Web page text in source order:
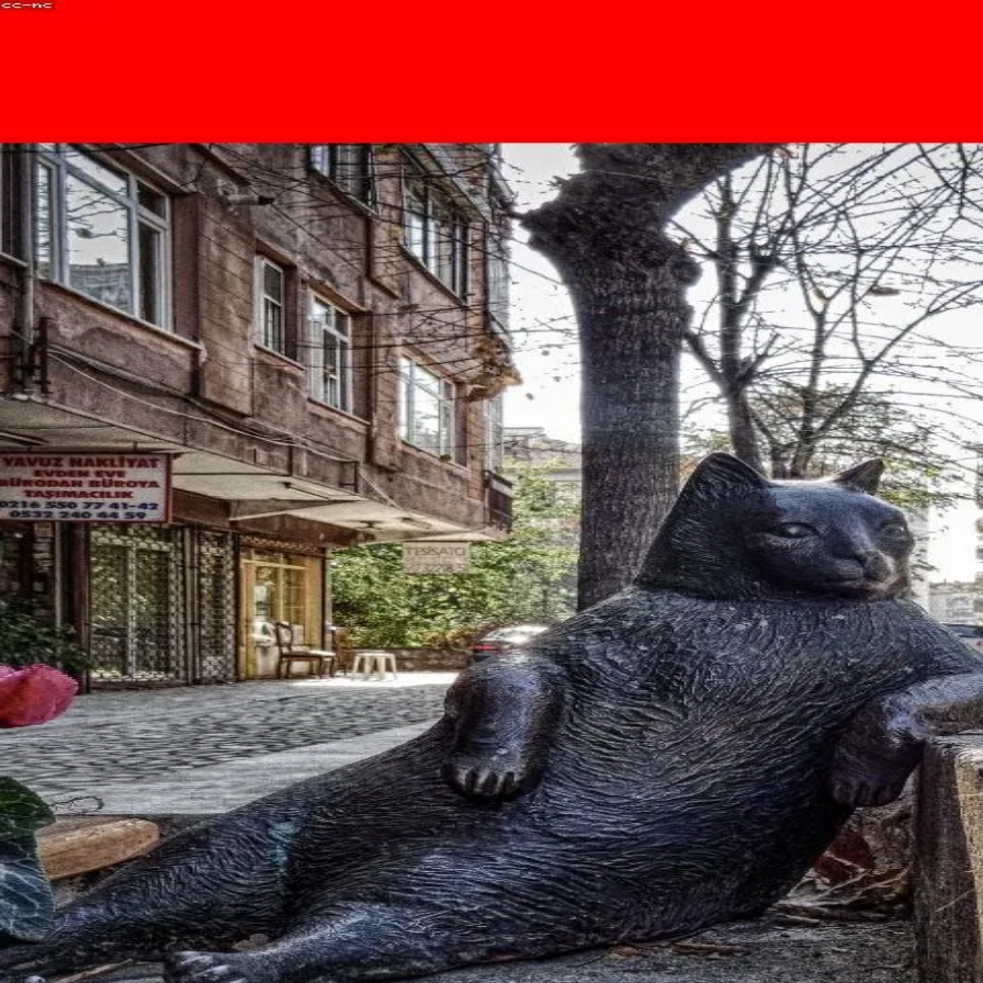
峰糖社交
Discovery
Square Messages Profile
English
首页>广场>丰台网红
丰台 网红
寻找丰台网红？Bee Sugar 是丰台地区最专业的网红交友社区，汇聚海量丰台高端人士，为您提供私密、安全、真实的交友体
丰台精选会员
Amelia